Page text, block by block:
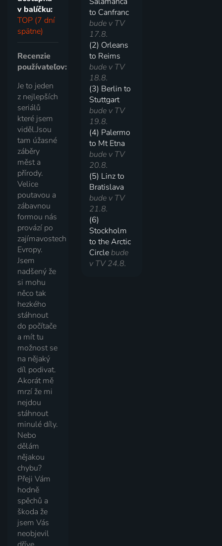
v balíčku:
TOP (7 dní
spätne)
Recenzie
používateľov:
Je to jeden
z nejlepších
seriálů
které jsem
viděl.Jsou
tam úžasné
záběry
měst a
přírody.
Velice
poutavou a
zábavnou
formou nás
provází po
zajímavostech
Evropy.
Jsem
nadšený že
si mohu
něco tak
hezkého
stáhnout
do počítače
a mít tu
možnost se
na nějaký
díl podivat.
Akorát mě
mrzí že mi
nejdou
stáhnout
minulé díly.
Nebo
dělám
nějakou
chybu?
Přeji Vám
hodně
spěchů a
škoda že
jsem Vás
neobjevil
to Canfranc
bude v TV
17.8.
(2) Orleans
to Reims
bude v TV
18.8.
(3) Berlin to
Stuttgart
bude v TV
19.8.
(4) Palermo
to Mt Etna
bude v TV
20.8.
(5) Linz to
Bratislava
bude v TV
21.8.
(6)
Stockholm
to the Arctic
Circlebude
v TV 24.8.